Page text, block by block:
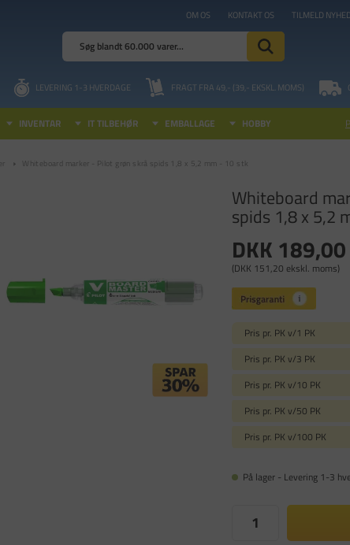
OM OS KONTAKT OS TILMELD
LEVERING 1-3 HVERDAGE FRAGT FRA 49,- (39,- EKSKL. MOMS)
INVENTAR IT TILBEHØR EMBALLAGE HOBBY
Whiteboard marker - Pilot grøn skrå spids 1,8 x 5,2 mm - 10 stk
Whiteboard
spids 1,8 x 5,2
DKK 189,00
(DKK 151,20 ekskl. moms)
Pris pr. PK v/1 PK
Pris pr. PK v/3 PK
Pris pr. PK v/10 PK
Pris pr. PK v/50 PK
Pris pr. PK v/100 PK
På lager - Levering 1-3